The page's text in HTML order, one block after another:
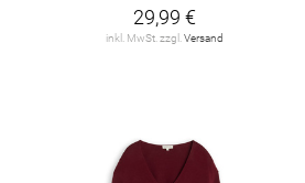
29,99 €
inkl. MwSt. zzgl. Versand